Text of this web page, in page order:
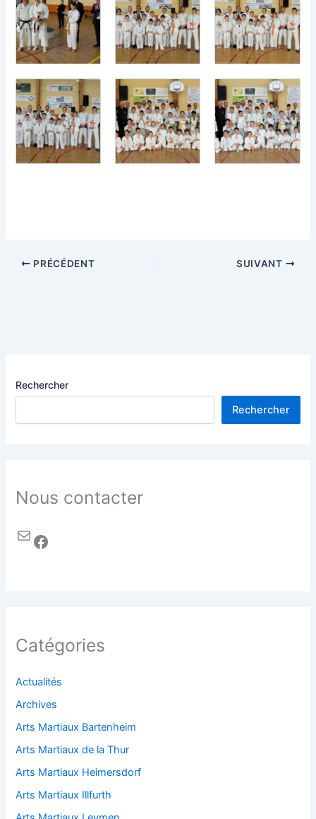
PRÉCÉDENT SUIVANT
Rechercher
Rechercher
Nous contacter
Catégories
Actualités
Archives
Arts Martiaux Bartenheim
Arts Martiaux de la Thur
Arts Martiaux Heimersdorf
Arts Martiaux Illfurth